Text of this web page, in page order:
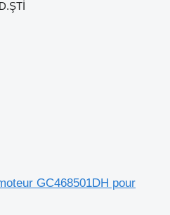
GC468501DH pour